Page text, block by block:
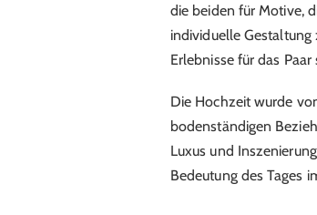
die beiden für Motive,
individuelle
Erlebnisse für das Paar
Die Hochzeit wurde
bodenständigen
Luxus und
Bedeutung des Tages